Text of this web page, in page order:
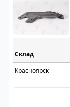
Склад
Красноярск